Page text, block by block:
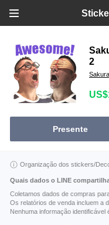
2
Presente
Organização dos stickers/
Quais dados o LINE
Coletamos dados de compras
Os relatórios de venda incluem a
Nenhuma informação identificável